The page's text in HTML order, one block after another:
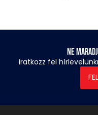
Ne
Iratkozz fel